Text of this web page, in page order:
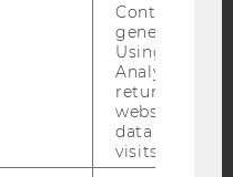
Blog
Bluesky
Contains a
generated
Using this
Analytics can
returning
website and
data from
visits.